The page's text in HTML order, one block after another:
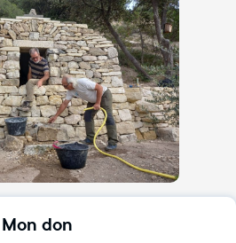
Mon don